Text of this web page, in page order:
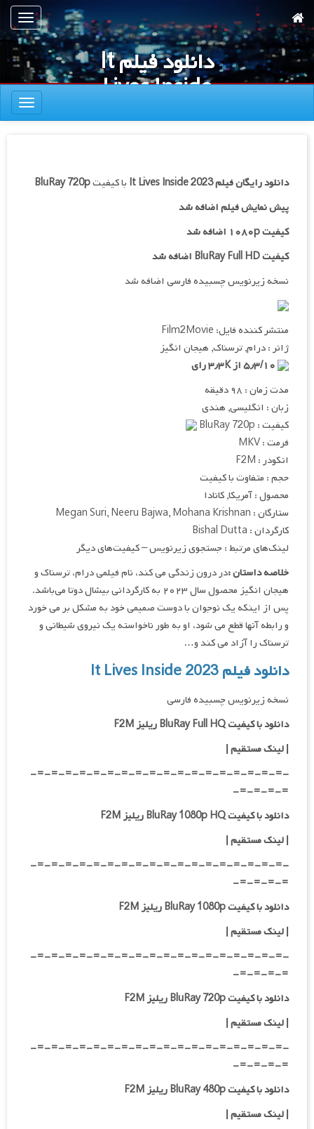
به
محتوای
اصلی
ناوبری
دانلود فیلم It
Lives Inside
2023
ناوبری
دانلود رایگان فیلمIt Lives Inside 2023 با کیفیتBluRay 720p
پیش نمایش فیلم اضافه شد
کیفیت ۱۰۸۰p اضافه شد
کیفیت BluRay Full HD اضافه شد
نسخه زیرنویس چسبیده فارسی اضافه شد
منتشر کننده فایل: Film2Movie
ژانر : درام, ترسناک, هیجان انگیز
مدت زمان : ۹۸ دقیقه
زبان : انگلیسی, هندی
کیفیت : BluRay 720p
فرمت : MKV
انکودر : F2M
حجم : متفاوت با کیفیت
محصول : آمریکا, کانادا
ستارگان : Megan Suri, Neeru Bajwa, Mohana Krishnan
کارگردان : Bishal Dutta
لینک‌های مرتبط : جستجوی زیرنویس – کیفیت‌های دیگر
خلاصه داستان :در درون زندگی می کند، نام فیلمی درام، ترسناک و
هیجان انگیز محصول سال ۲۰۲۳ به کارگردانی بیشال دوتا می‌باشد.
پس از اینکه یک نوجوان با دوست صمیمی خود به مشکل بر می خورد
و رابطه آنها قطع می شود، او به طور ناخواسته یک نیروی شیطانی و
ترسناک را آزاد می کند و…
دانلود فیلم It Lives Inside 2023
نسخه زیرنویس چسبیده فارسی
دانلود با کیفیت BluRay Full HQ ریلیز F2M
|لینک مستقیم|
-=-=-=-=-=-=-=-=-=-=-=-=-=-=-=-=-=-=-
=-=-=-=-
دانلود با کیفیت BluRay 1080p HQ ریلیز F2M
|لینک مستقیم|
-=-=-=-=-=-=-=-=-=-=-=-=-=-=-=-=-=-=-
=-=-=-=-
دانلود با کیفیت BluRay 1080p ریلیز F2M
|لینک مستقیم|
-=-=-=-=-=-=-=-=-=-=-=-=-=-=-=-=-=-=-
=-=-=-=-
دانلود با کیفیت BluRay 720p ریلیز F2M
| لینک مستقیم|
-=-=-=-=-=-=-=-=-=-=-=-=-=-=-=-=-=-=-
=-=-=-=-
دانلود با کیفیت BluRay 480p ریلیز F2M
| لینک مستقیم|